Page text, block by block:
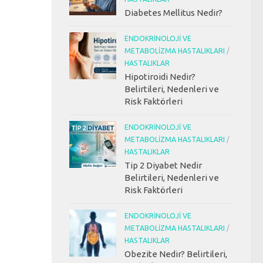
Diabetes Mellitus Nedir?
ENDOKRINOLOJI VE
METABOLIZMA HASTALIKLARI /
HASTALIKLAR
Hipotiroidi Nedir?
Belirtileri, Nedenleri ve
Risk Faktörleri
ENDOKRINOLOJI VE
METABOLIZMA HASTALIKLARI /
HASTALIKLAR
Tip 2 Diyabet Nedir
Belirtileri, Nedenleri ve
Risk Faktörleri
ENDOKRINOLOJI VE
METABOLIZMA HASTALIKLARI /
HASTALIKLAR
Obezite Nedir? Belirtileri,